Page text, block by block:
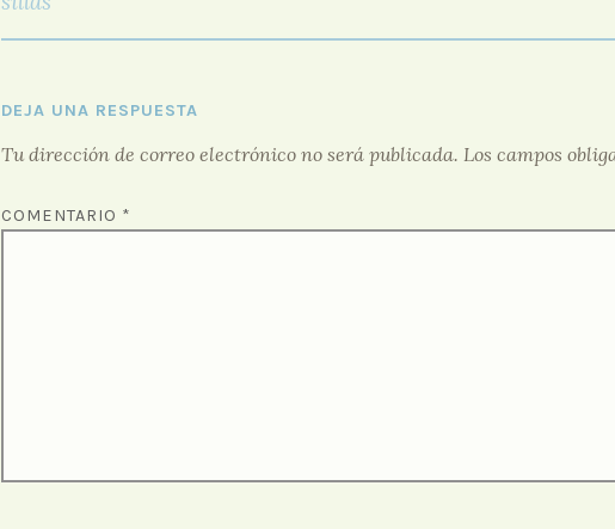
DEJA UNA RESPUESTA
Tu dirección de correo electrónico no será publicada. Los campos
COMENTARIO *